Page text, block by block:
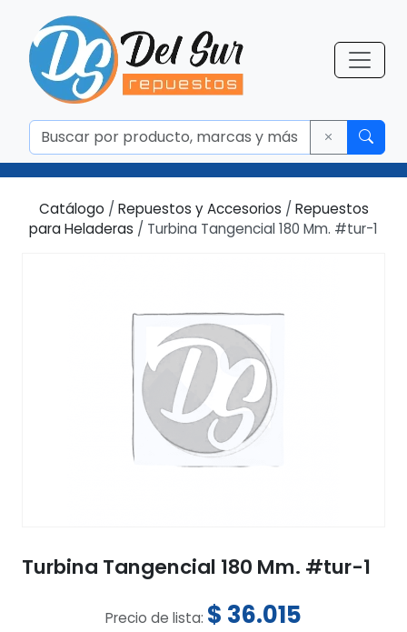
Catálogo / Repuestos y Accesorios / Repuestos
para Heladeras / Turbina Tangencial 180 Mm. #tur-1
Turbina Tangencial 180 Mm. #tur-1
Precio de lista: $ 36.015